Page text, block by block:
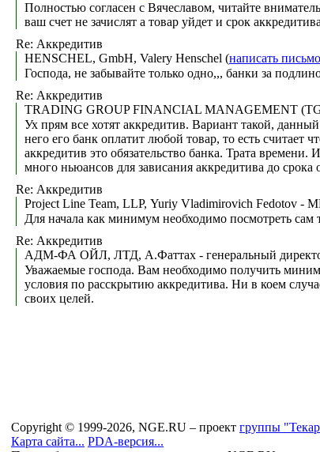
Полностью согласен с Вячеславом, читайте
ваш счет не зачислят а товар уйдет и срок
Re: Аккредитив
HENSCHEL, GmbH, Valery Henschel (написать письмо
Господа, не забывайте только одно,,, банки за
Re: Аккредитив
TRADING GROUP FINANCIAL MANAGEMENT
Ух прям все хотят аккредитив. Вариант такой,
него его банк оплатит любой товар, то есть
аккредитив это обязательство банка. Трата
много ньюансов для зависания аккредитива до
Re: Аккредитив
Project Line Team, LLP, Yuriy Vladimirovich Fedotov -
Для начала как минимум необходимо посмотреть сам
Re: Аккредитив
АДМ-ФА ОЙЛ, ЛТД, А.Фаттах - генеральный
Уважаемые господа. Вам необходимо получить
условия по расскрытию аккредитива. Ни в коем
своих целей.
Copyright © 1999-2026, NGE.RU – проект группы
Карта сайта... PDA-версия...